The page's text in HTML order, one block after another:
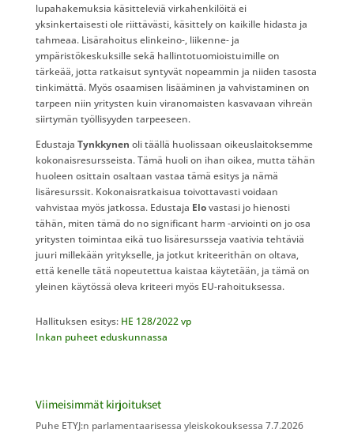
lupahakemuksia käsitteleviä virkahenkilöitä ei
yksinkertaisesti ole riittävästi, käsittely on kaikille hidasta ja
tahmeaa. Lisärahoitus elinkeino-, liikenne- ja
ympäristökeskuksille sekä hallintotuomioistuimille on
tärkeää, jotta ratkaisut syntyvät nopeammin ja niiden tasosta
tinkimättä. Myös osaamisen lisääminen ja vahvistaminen on
tarpeen niin yritysten kuin viranomaisten kasvavaan vihreän
siirtymän työllisyyden tarpeeseen.
Edustaja Tynkkynen oli täällä huolissaan oikeuslaitoksemme
kokonaisresursseista. Tämä huoli on ihan oikea, mutta tähän
huoleen osittain osaltaan vastaa tämä esitys ja nämä
lisäresurssit. Kokonaisratkaisua toivottavasti voidaan
vahvistaa myös jatkossa. Edustaja Elovastasi jo hienosti
tähän, miten tämä do no significant harm ‑arviointi on jo osa
yritysten toimintaa eikä tuo lisäresursseja vaativia tehtäviä
juuri millekään yritykselle, ja jotkut kriteerithän on oltava,
että kenelle tätä nopeutettua kaistaa käytetään, ja tämä on
yleinen käytössä oleva kriteeri myös EU-rahoituksessa.
Hallituksen esitys: HE 128/2022 vp
Inkan puheet eduskunnassa
Viimeisimmät kirjoitukset
Puhe ETYJ:n parlamentaarisessa yleiskokouksessa 7.7.2026